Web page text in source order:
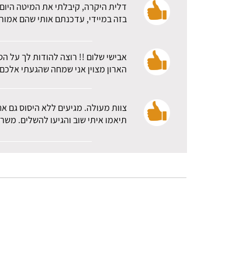
דלית היקרה, קיבלתי את המיטה
בזה במיידי, עדכנתם אותי שהם
אבישי שלום !! רוצה להודות לך על
הארון מצוין אני שמחה שהגעתי
צוות מעולה. מגיעים ללא היסוס גם
תיאמו איתי שוב והגיעו להשלים.